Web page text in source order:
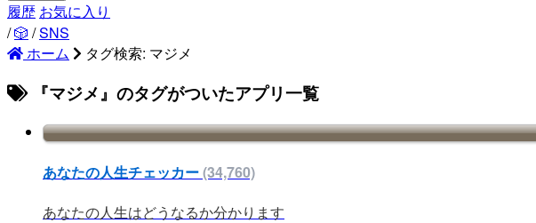
履歴 お気に入り
/🎲 /SNS
ホーム
タグ検索: マジメ
『マジメ』のタグがついたアプリ一覧
あなたの人生チェッカー(34,760)
あなたの人生はどうなるか分かります